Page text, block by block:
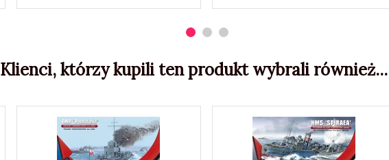
Klienci, którzy kupili ten produkt wybrali również...